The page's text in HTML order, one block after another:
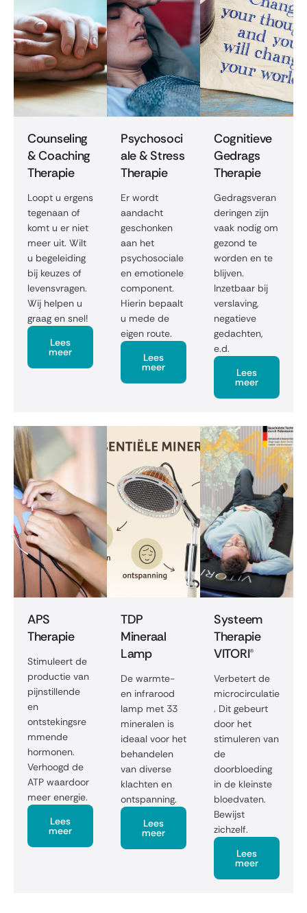
Counseling
& Coaching
Therapie
Loopt u ergens
tegenaan of
komt u er niet
meer uit. Wilt
u begeleiding
bij keuzes of
levensvragen.
Wij helpen u
graag en snel!
Lees
meer
Psychosoci
ale & Stress
Therapie
Er wordt
aandacht
geschonken
aan het
psychosociale
en emotionele
component.
Hierin bepaalt
u mede de
eigen route.
Lees
meer
Cognitieve
Gedrags
Therapie
Gedragsveran
deringen zijn
vaak nodig om
gezond te
worden en te
blijven.
Inzetbaar bij
verslaving,
negatieve
gedachten,
e.d.
Lees
meer
APS
Therapie
Stimuleert de
productie van
pijnstillende
en
ontstekingsre
mmende
hormonen.
Verhoogd de
ATP waardoor
meer energie.
Lees
meer
TDP
Mineraal
Lamp
De warmte-
en infrarood
lamp met 33
mineralen is
ideaal voor het
behandelen
van diverse
klachten en
ontspanning.
Lees
meer
Systeem
Therapie
VITORI®
Verbetert de
microcirculatie
. Dit gebeurt
door het
stimuleren van
de
doorbloeding
in de kleinste
bloedvaten.
Bewijst
zichzelf.
Lees
meer